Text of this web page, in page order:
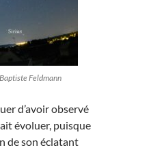
Feldmann
d’avoir observé
évoluer, puisque
de son éclatant
B, un défi pour les